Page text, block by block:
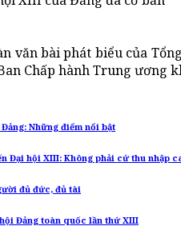
văn bài phát biểu của
Chấp hành Trung ương
Những điểm nổi bật
Đại hội XIII: Không phải cứ thu nhập
đủ đức, đủ tài
Đảng toàn quốc lần thứ XIII